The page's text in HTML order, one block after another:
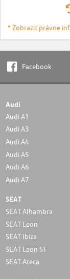
* Zobraziť právne
Facebook
Audi
Audi A1
Audi A3
Audi A4
Audi A5
Audi A6
Audi A7
SEAT
SEAT Alhambra
SEAT Leon
SEAT Ibiza
SEAT Leon ST
SEAT Ateca